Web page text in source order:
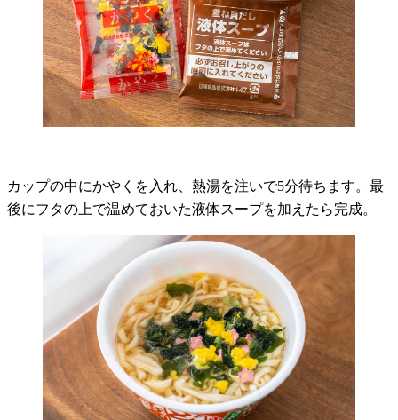
カップの中にかやくを入れ、熱湯を注いで5分待ちます。最
後にフタの上で温めておいた液体スープを加えたら完成。